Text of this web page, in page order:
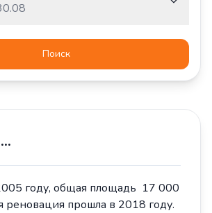
Поиск
году, общая площадь 17 000
реновация прошла в 2018 году.